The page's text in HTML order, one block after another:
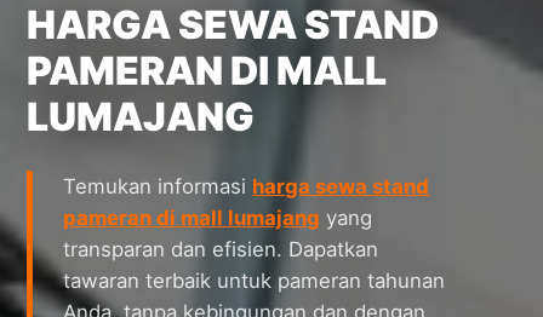
HARGA SEWA STAND
PAMERAN DI MALL
LUMAJANG
Temukan informasi harga sewa stand
pameran di mall lumajang yang
transparan dan efisien. Dapatkan
tawaran terbaik untuk pameran tahunan